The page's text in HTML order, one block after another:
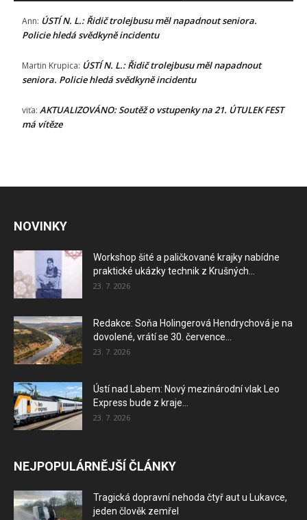
Ann: ÚSTÍ N. L.: Řidič trolejbusu měl napadnout seniora.
Policie hledá svědkyně incidentu
Martin Krupica: ÚSTÍ N. L.: Řidič trolejbusu měl napadnout
seniora. Policie hledá svědkyně incidentu
viťa: AKTUALIZOVÁNO: Soutěž o vstupenky na 21. ÚTULEK FEST
má vítěze
NOVINKY
Workshop šité a paličkované krajky nabídne
praktické ukázky technik z Krušných...
23. 7. 2026
Redakce: Soňa Holingerová Hendrychová je na
dovolené, vrátí se 30. července...
23. 7. 2026
Ústí nad Labem: Nový mezinárodní vlak Leo
Express bude z kraje...
23. 7. 2026
NEJPOPULÁRNĚJŠÍ ČLÁNKY
Tragická dopravní nehoda čtyř aut u Lukavce,
jeden člověk zemřel